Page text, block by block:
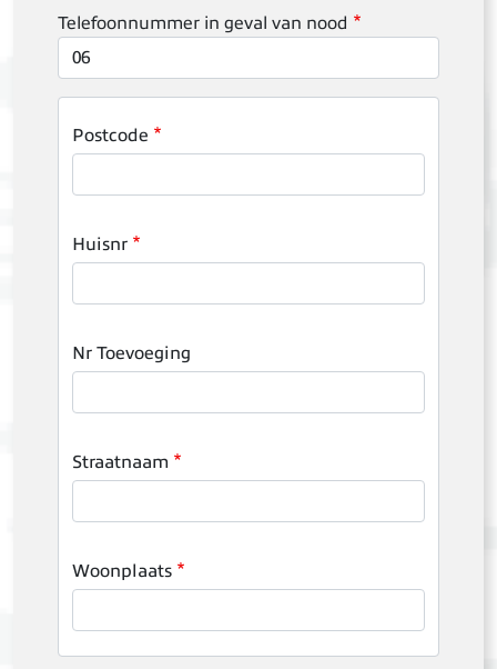
Telefoonnummer in geval van nood
Postcode
Huisnr
Nr Toevoeging
Straatnaam
Woonplaats